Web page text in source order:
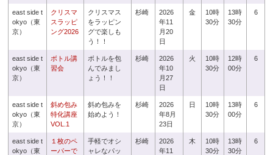
east side t
okyo（東
京）
クリスマ
スラッピ
ング2026
クリスマス
をラッピン
グで楽しも
う！！
杉崎
2026
年11
月20
日
金
10時
30分
13時
30分
6
east side t
okyo（東
京）
ボトル講
習会
ボトルを包
んでみまし
ょう！！
杉崎
2026
年10
月27
日
火
10時
30分
12時
00分
6
east side t
okyo（東
京）
斜め包み
特化講座
VOL.1
斜め包みを
始めよう！
杉崎
2026
年8月
23日
日
10時
30分
13時
00分
6
east side t
okyo（東
１枚のペ
ーパーで
手軽でオシ
ャレなパッ
杉崎
2026
年11
木
10時
30分
13時
30分
6